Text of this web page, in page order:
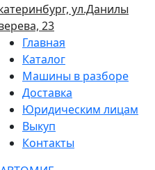
ул.Данилы
23
Главная
Каталог
Машины в разборе
Доставка
Юридическим лицам
Выкуп
Контакты